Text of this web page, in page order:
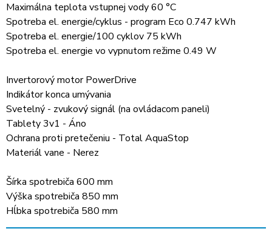
Maximálna teplota vstupnej vody 60 °C
Spotreba el. energie/cyklus - program Eco 0.747 kWh
Spotreba el. energie/100 cyklov 75 kWh
Spotreba el. energie vo vypnutom režime 0.49 W
Invertorový motor PowerDrive
Indikátor konca umývania
Svetelný - zvukový signál (na ovládacom paneli)
Tablety 3v1 - Áno
Ochrana proti pretečeniu - Total AquaStop
Materiál vane - Nerez
Šírka spotrebiča 600 mm
Výška spotrebiča 850 mm
Hĺbka spotrebiča 580 mm